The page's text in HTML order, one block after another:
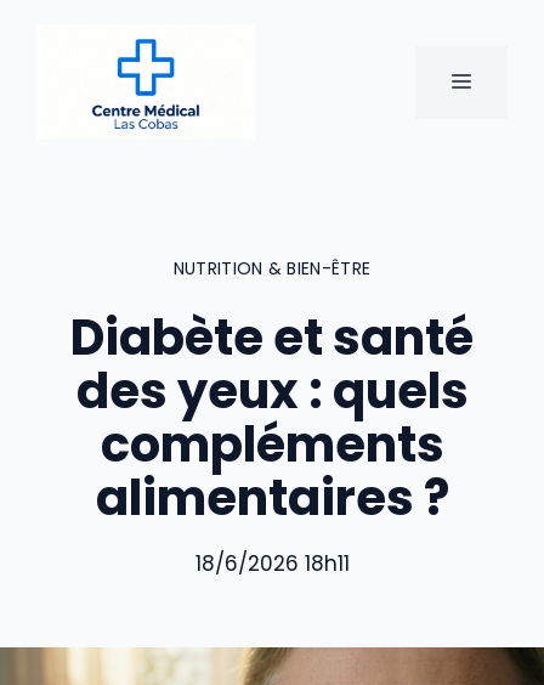
MENU
NUTRITION & BIEN-ÊTRE
Diabète et santé
des yeux : quels
compléments
alimentaires ?
18/6/2026 18h11